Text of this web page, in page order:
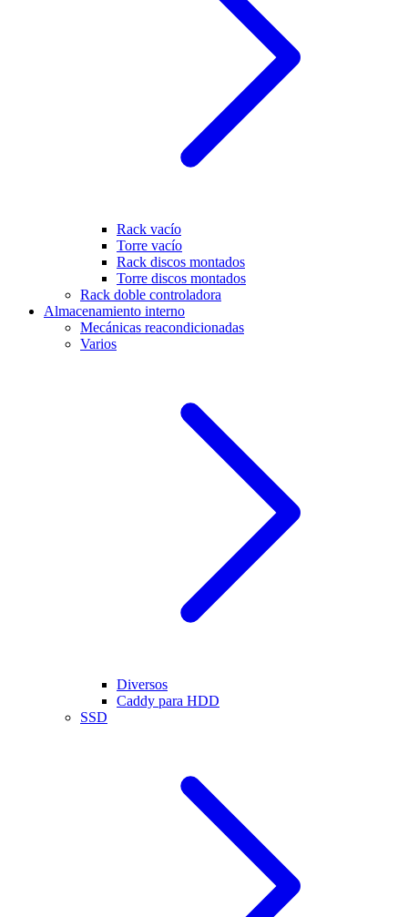
Rack vacío
Torre vacío
Rack discos montados
Torre discos montados
Rack doble controladora
Almacenamiento interno
Mecánicas reacondicionadas
Varios
Diversos
Caddy para HDD
SSD